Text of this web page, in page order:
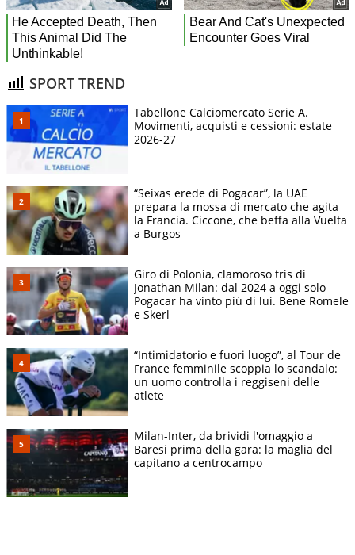
SPORT TREND
Tabellone Calciomercato Serie A.
Movimenti, acquisti e cessioni: estate
2026-27
“Seixas erede di Pogacar”, la UAE
prepara la mossa di mercato che agita
la Francia. Ciccone, che beffa alla Vuelta
a Burgos
Giro di Polonia, clamoroso tris di
Jonathan Milan: dal 2024 a oggi solo
Pogacar ha vinto più di lui. Bene Romele
e Skerl
“Intimidatorio e fuori luogo”, al Tour de
France femminile scoppia lo scandalo:
un uomo controlla i reggiseni delle
atlete
Milan-Inter, da brividi l'omaggio a
Baresi prima della gara: la maglia del
capitano a centrocampo